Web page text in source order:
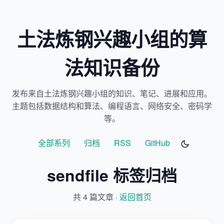
土法炼钢兴趣小组的算
法知识备份
发布来自土法炼钢兴趣小组的知识、笔记、进展和应用。
主题包括数据结构和算法、编程语言、网络安全、密码学
等。
全部系列 归档 RSS GitHub
sendfile 标签归档
共 4 篇文章 · 返回首页